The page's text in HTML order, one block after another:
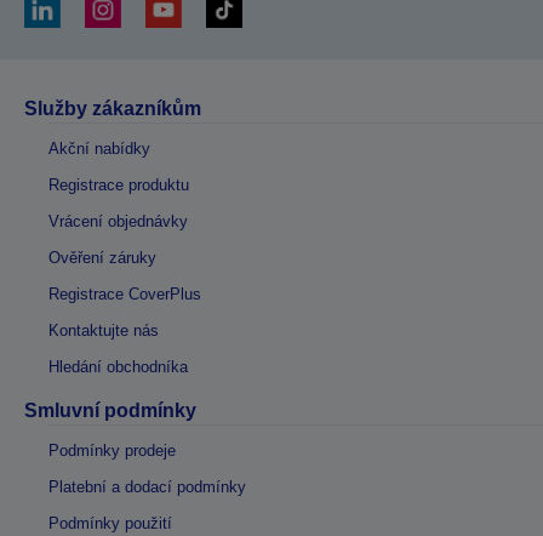
Služby zákazníkům
Akční nabídky
Registrace produktu
Vrácení objednávky
Ověření záruky
Registrace CoverPlus
Kontaktujte nás
Hledání obchodníka
Smluvní podmínky
Podmínky prodeje
Platební a dodací podmínky
Podmínky použití